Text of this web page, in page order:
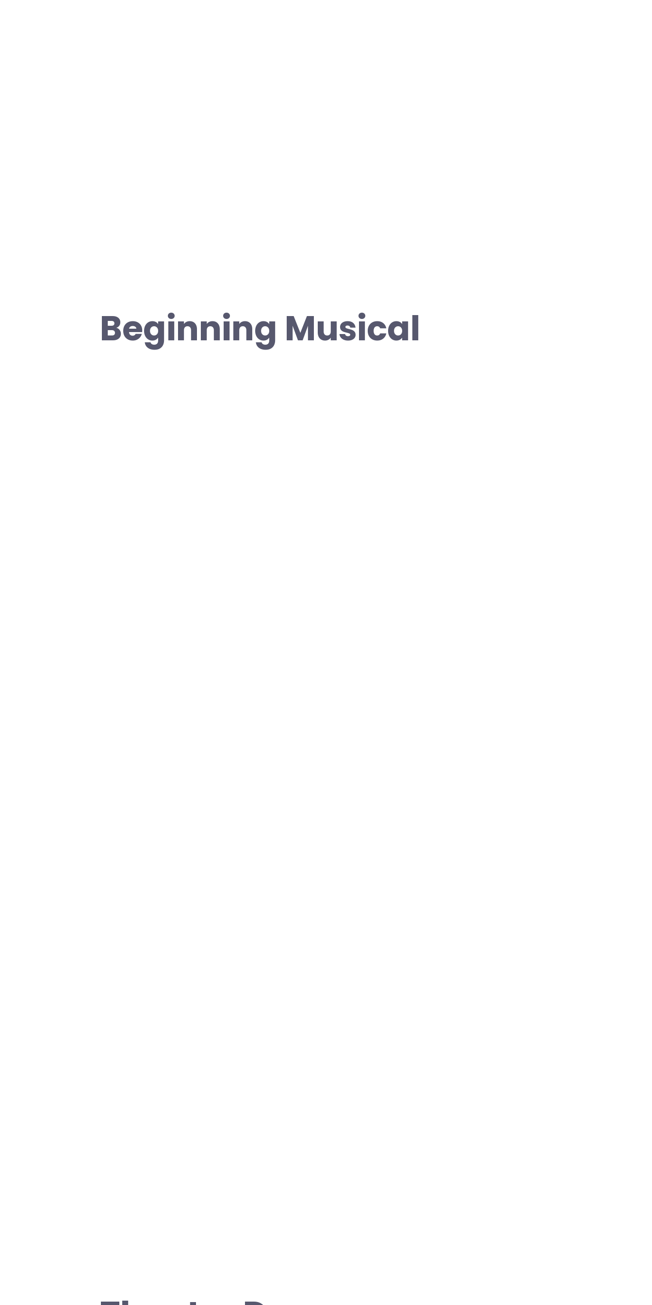
Beginning Musical